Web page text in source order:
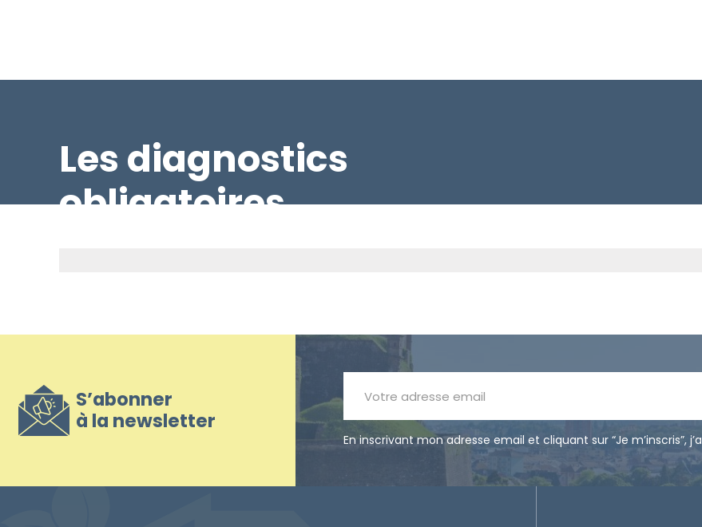
Les diagnostics
obligatoires
S’abonner
à la newsletter
En inscrivant mon adresse email et cliquant sur “Je m’inscris”,